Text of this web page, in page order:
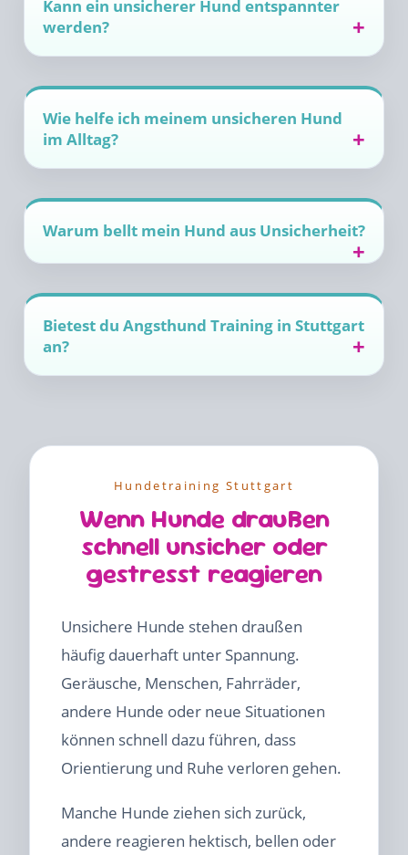
Kann ein unsicherer Hund entspannter
werden?
Wie helfe ich meinem unsicheren Hund
im Alltag?
Warum bellt mein Hund aus Unsicherheit?
Bietest du Angsthund Training in Stuttgart
an?
Hundetraining Stuttgart
Wenn Hunde draußen
schnell unsicher oder
gestresst reagieren
Unsichere Hunde stehen draußen
häufig dauerhaft unter Spannung.
Geräusche, Menschen, Fahrräder,
andere Hunde oder neue Situationen
können schnell dazu führen, dass
Orientierung und Ruhe verloren gehen.
Manche Hunde ziehen sich zurück,
andere reagieren hektisch, bellen oder